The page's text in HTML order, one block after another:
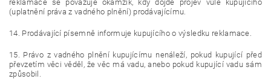
reklamace se považuje okamžik, kdy dojde projev vůle kupujícího
(uplatnění práva z vadného plnění) prodávajícímu.
14. Prodávající písemně informuje kupujícího o výsledku reklamace.
15. Právo z vadného plnění kupujícímu nenáleží, pokud kupující před
převzetím věci věděl, že věc má vadu, anebo pokud kupující vadu sám
způsobil.